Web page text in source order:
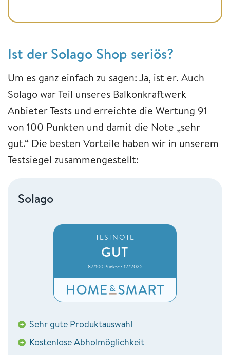
Ist der Solago Shop seriös?
Um es ganz einfach zu sagen: Ja, ist er. Auch
Solago war Teil unseres Balkonkraftwerk
Anbieter Tests und erreichte die Wertung 91
von 100 Punkten und damit die Note „sehr
gut.“ Die besten Vorteile haben wir in unserem
Testsiegel zusammengestellt:
Solago
TESTNOTE
GUT
87/100 Punkte • 12/2025
+ Sehr gute Produktauswahl
+ Kostenlose Abholmöglichkeit